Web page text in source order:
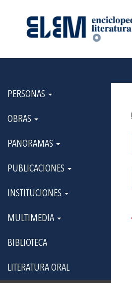
PERSONAS
OBRAS
PANORAMAS
PUBLICACIONES
INSTITUCIONES
MULTIMEDIA
BIBLIOTECA
LITERATURA ORAL